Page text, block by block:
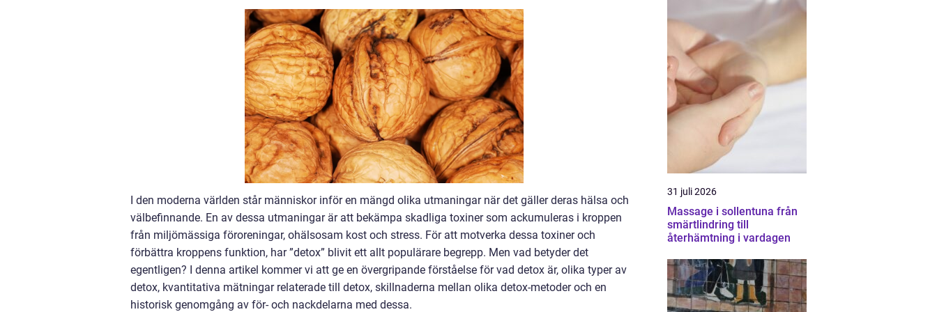
I den moderna världen står människor inför en mängd olika utmaningar när det gäller deras hälsa och
välbefinnande. En av dessa utmaningar är att bekämpa skadliga toxiner som ackumuleras i kroppen
från miljömässiga föroreningar, ohälsosam kost och stress. För att motverka dessa toxiner och
förbättra kroppens funktion, har ”detox” blivit ett allt populärare begrepp. Men vad betyder det
egentligen? I denna artikel kommer vi att ge en övergripande förståelse för vad detox är, olika typer av
detox, kvantitativa mätningar relaterade till detox, skillnaderna mellan olika detox-metoder och en
historisk genomgång av för- och nackdelarna med dessa.
31 juli 2026
Massage i sollentuna från
smärtlindring till
återhämtning i vardagen